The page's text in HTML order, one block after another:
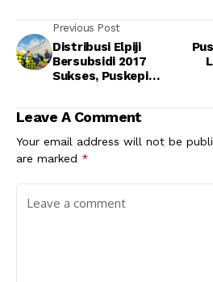
Previous Post
Distribusi Elpiji
Bersubsidi 2017
Sukses, Puskepi
Leave A Comment
Your email address will not be
are marked *